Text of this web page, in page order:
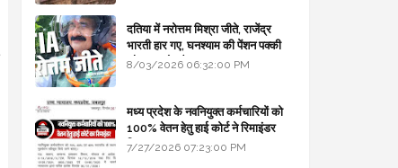
दतिया में नरोत्तम मिश्रा जीते, राजेंद्र
भारती हार गए, घनश्याम की पेंशन पक्की
और आशुतोष बैक टू...
8/03/2026 06:32:00 PM
मध्य प्रदेश के नवनियुक्त कर्मचारियों को
100% वेतन हेतु हाई कोर्ट ने रिमाइंडर
लिखा
7/27/2026 07:23:00 PM